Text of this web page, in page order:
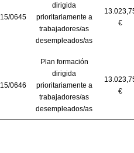
0645
dirigida
prioritariamente a
trabajadores/as
desempleados/as
€
0646
Plan formación
dirigida
prioritariamente a
trabajadores/as
desempleados/as
€